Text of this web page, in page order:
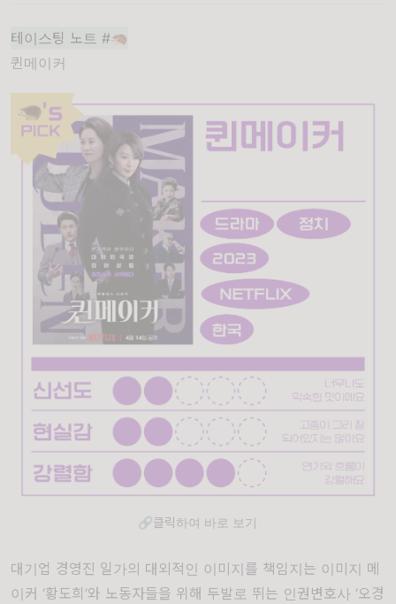
테이스팅 노트 #🦔
퀸메이커
🔗클릭하여 바로 보기
대기업 경영진 일가의 대외적인 이미지를 책임지는 이미지 메
이커 ‘황도희’와 노동자들을 위해 두발로 뛰는 인권변호사 ‘오경